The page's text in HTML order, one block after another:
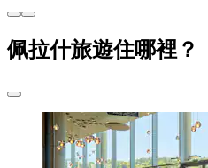
佩拉什旅遊住哪裡？